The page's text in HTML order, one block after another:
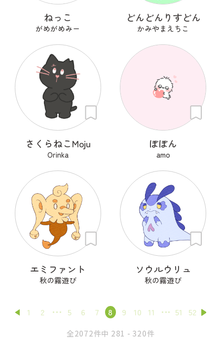
ねっこ
がめがめみー
どんどんりすどん
かみやまえちこ
さくらねこMoju
Orinka
ぽぽん
amo
エミファント
秋の霧遊び
ソウルウリュ
秋の霧遊び
1 2 5 6 7 8 9 10 11 51 52
全2072件中 281 - 320件